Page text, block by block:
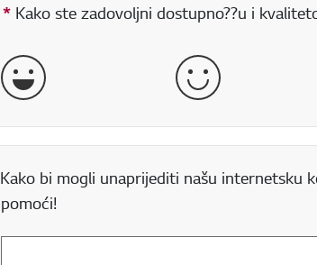
* Obavezno polje
Kako ste zadovoljni dostupno??u i
Vrlo dobro Dobro
Kako bi mogli unaprijediti našu internetsku
pomoći!